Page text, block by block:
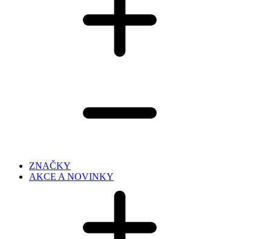
ZNAČKY
AKCE A NOVINKY